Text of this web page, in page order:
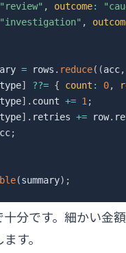
"review" , outcome:
"investigation" ,
= rows . reduce( (acc,
type] ??= { count : 0,
type] . count += 1 ;
type] . retries += row.
;
(summary) ;
十分です。細かい金
す。